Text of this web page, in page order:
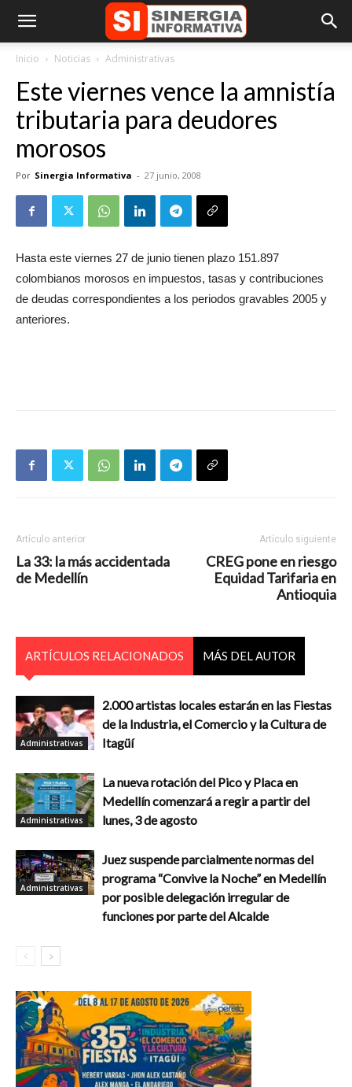
Inicio Noticias Administrativas
Este viernes vence la amnistía
tributaria para deudores
morosos
Por Sinergia Informativa - 27 junio, 2008
Hasta este viernes 27 de junio tienen plazo 151.897
colombianos morosos en impuestos, tasas y contribuciones
de deudas correspondientes a los periodos gravables 2005 y
anteriores.
Artículo anterior
La 33: la más accidentada
de Medellín
Artículo siguiente
CREG pone en riesgo
Equidad Tarifaria en
Antioquia
ARTÍCULOS RELACIONADOS MÁS DEL AUTOR
Administrativas
2.000 artistas locales estarán en las Fiestas
de la Industria, el Comercio y la Cultura de
Itagüí
Administrativas
La nueva rotación del Pico y Placa en
Medellín comenzará a regir a partir del
lunes, 3 de agosto
Administrativas
Juez suspende parcialmente normas del
programa “Convive la Noche” en Medellín
por posible delegación irregular de
funciones por parte del Alcalde